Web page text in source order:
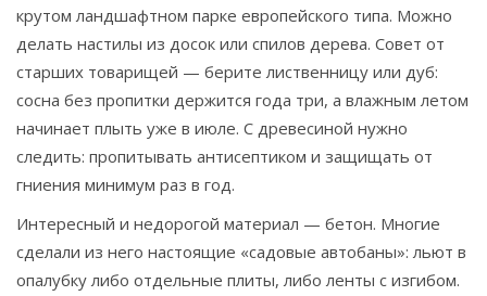
крутом ландшафтном парке европейского типа. Можно
делать настилы из досок или спилов дерева. Совет от
старших товарищей — берите лиственницу или дуб:
сосна без пропитки держится года три, а влажным летом
начинает плыть уже в июле. С древесиной нужно
следить: пропитывать антисептиком и защищать от
гниения минимум раз в год.
Интересный и недорогой материал — бетон. Многие
сделали из него настоящие «садовые автобаны»: льют в
опалубку либо отдельные плиты, либо ленты с изгибом.